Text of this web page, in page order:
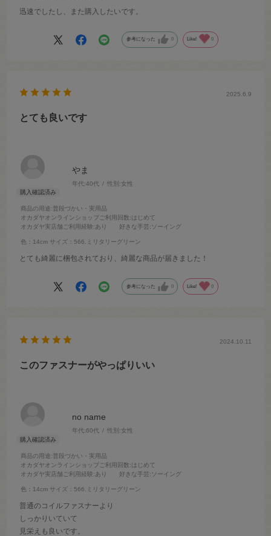
迅速でしたし、また購入したいです。
参考になった 0 Like! 0
やま
年代:40代 性別:女性
商品の用途:普段づかい・実用品
オカダヤオンラインショップご利用回数:はじめて
オカダヤ実店舗ご利用経験:あり 好きな手芸:ソーイング
色：14cm サイズ：566.ミリタリーグリーン
2025.6.9
とても良いです
とても綺麗に梱包されており、綺麗な商品が届きました！
参考になった 0 Like! 0
no name
年代:60代 性別:女性
商品の用途:普段づかい・実用品
オカダヤオンラインショップご利用回数:はじめて
オカダヤ実店舗ご利用経験:あり 好きな手芸:ソーイング
色：14cm サイズ：566.ミリタリーグリーン
2024.10.11
このファスナーがやっぱりいい
普通のコイルファスナーより
しっかりいていて
見栄えも良いです。